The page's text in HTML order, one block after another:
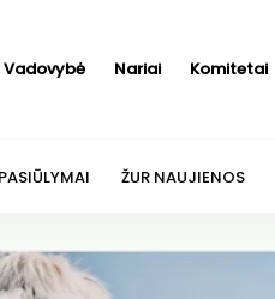
Vadovybė Nariai Komitetai
ŽUR NAUJIENOS